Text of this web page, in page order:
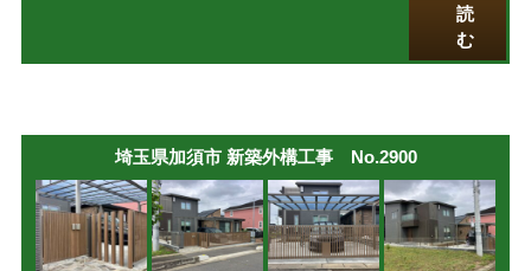
読
む
埼玉県加須市 新築外構工事 No.2900